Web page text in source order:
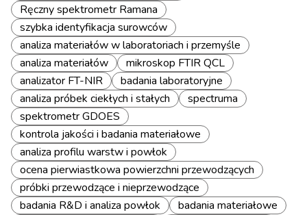
Ręczny spektrometr Ramana
szybka identyfikacja surowców
analiza materiałów w laboratoriach i przemyśle
analiza materiałów
mikroskop FTIR QCL
analizator FT-NIR
badania laboratoryjne
analiza próbek ciekłych i stałych
spectruma
spektrometr GDOES
kontrola jakości i badania materiałowe
analiza profilu warstw i powłok
ocena pierwiastkowa powierzchni przewodzących
próbki przewodzące i nieprzewodzące
badania R&D i analiza powłok
badania materiałowe